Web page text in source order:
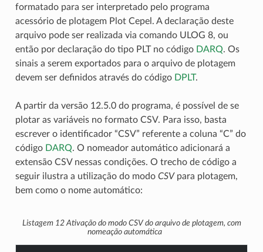
formatado para ser interpretado pelo programa
acessório de plotagem Plot Cepel. A declaração deste
arquivo pode ser realizada via comando ULOG 8, ou
então por declaração do tipo PLT no código DARQ. Os
sinais a serem exportados para o arquivo de plotagem
devem ser definidos através do código DPLT.
A partir da versão 12.5.0 do programa, é possível de se
plotar as variáveis no formato CSV. Para isso, basta
escrever o identificador “CSV” referente a coluna “C” do
código DARQ. O nomeador automático adicionará a
extensão CSV nessas condições. O trecho de código a
seguir ilustra a utilização do modo CSVpara plotagem,
bem como o nome automático:
Listagem 12 Ativação do modo CSVdo arquivo de plotagem, com
nomeação automática